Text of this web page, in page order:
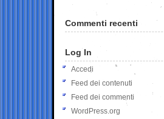
Commenti recenti
Log In
Accedi
Feed dei contenuti
Feed dei commenti
WordPress.org